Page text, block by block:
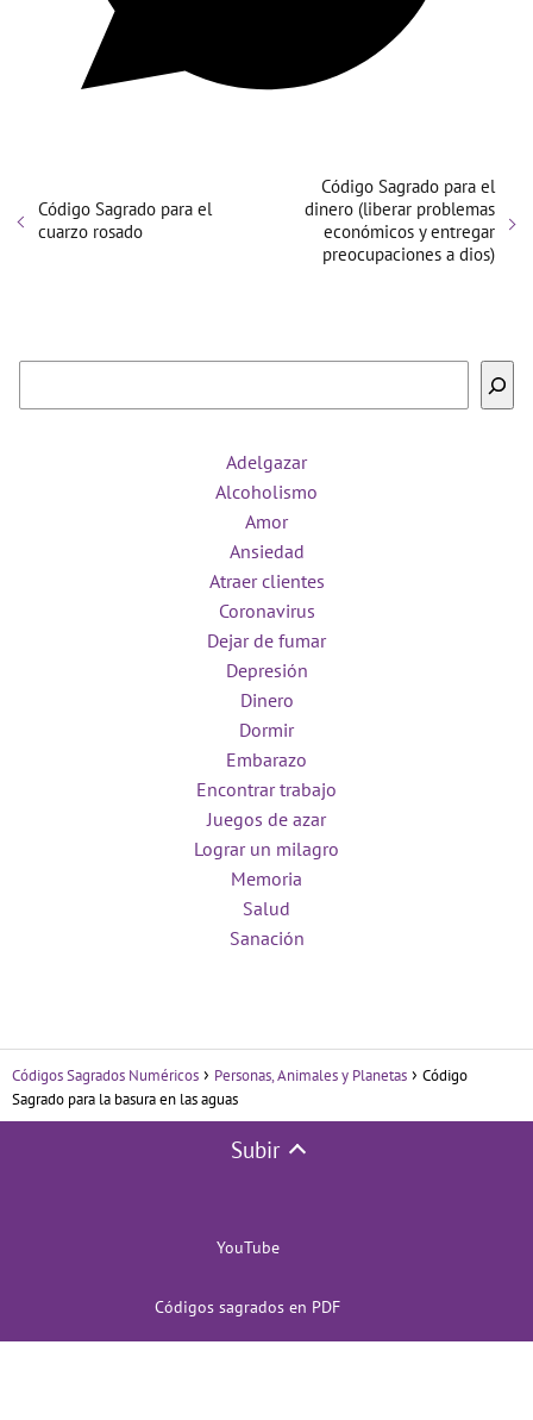
Código Sagrado para el
cuarzo rosado
Código Sagrado para el
dinero (liberar problemas
económicos y entregar
preocupaciones a dios)
Adelgazar
Alcoholismo
Amor
Ansiedad
Atraer clientes
Coronavirus
Dejar de fumar
Depresión
Dinero
Dormir
Embarazo
Encontrar trabajo
Juegos de azar
Lograr un milagro
Memoria
Salud
Sanación
Códigos Sagrados Numéricos Personas, Animales y Planetas
Código
Sagrado para la basura en las aguas
Subir
YouTube
Códigos sagrados en PDF